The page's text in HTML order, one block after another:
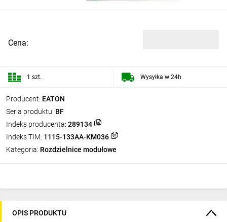
Producent: EATON
Seria produktu: BF
Indeks producenta: 289134
Indeks TIM: 1115-133AA-KM036
Kategoria: Rozdzielnice modułowe
Cena:
1 szt. Wysyłka w 24h
OPIS PRODUKTU